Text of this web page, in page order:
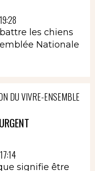
les chiens
Nationale
DU VIVRE-ENSEMBLE
signifie être